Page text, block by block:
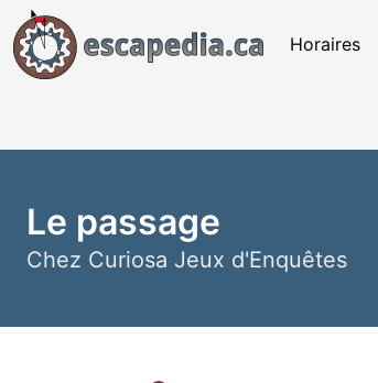
Horaires
Le passage
Chez Curiosa Jeux d'Enquêtes